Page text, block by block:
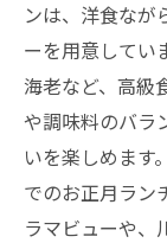
ンは、洋食なが
ーを用意してい
海老など、高級
や調味料のバラ
いを楽しめます
でのお正月ラン
ラマビューや、